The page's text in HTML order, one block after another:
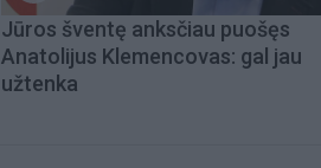
Jūros šventę anksčiau puošęs
Anatolijus Klemencovas: gal jau
užtenka